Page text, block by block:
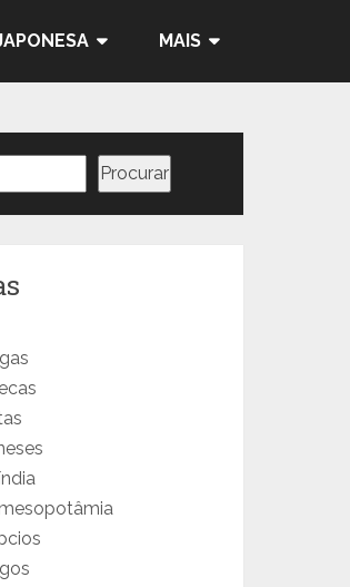
MAIS
Procurar